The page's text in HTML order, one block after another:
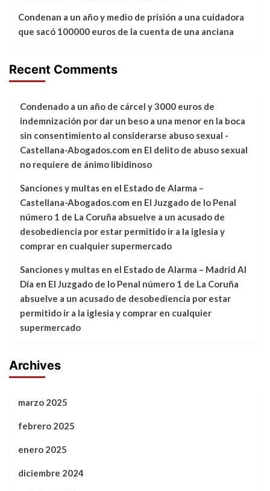
Condenan a un año y medio de prisión a una cuidadora
que sacó 100000 euros de la cuenta de una anciana
Recent Comments
Condenado a un año de cárcel y 3000 euros de
indemnización por dar un beso a una menor en la boca
sin consentimiento al considerarse abuso sexual -
Castellana-Abogados.com en El delito de abuso sexual
no requiere de ánimo libidinoso
Sanciones y multas en el Estado de Alarma –
Castellana-Abogados.com en El Juzgado de lo Penal
número 1 de La Coruña absuelve a un acusado de
desobediencia por estar permitido ir a la iglesia y
comprar en cualquier supermercado
Sanciones y multas en el Estado de Alarma – Madrid Al
Día en El Juzgado de lo Penal número 1 de La Coruña
absuelve a un acusado de desobediencia por estar
permitido ir a la iglesia y comprar en cualquier
supermercado
Archives
marzo 2025
febrero 2025
enero 2025
diciembre 2024